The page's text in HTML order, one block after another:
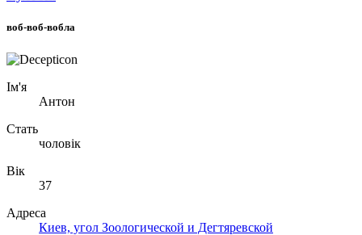
воб-воб-вобла
Ім'я
Антон
Стать
чоловік
Вік
37
Адреса
Киев, угол Зоологической и Дегтяревской